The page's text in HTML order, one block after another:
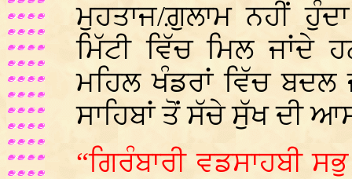
ਮੁਹਤਾਜ/ਗ਼ੁਲਾਮ ਨਹੀਂ
ਮਿੱਟੀ ਵਿੱਚ ਮਿਲ ਜਾਂਦੇ
ਮਹਿਲ ਖੰਡਰਾਂ ਵਿੱਚ
ਸਾਹਿਬਾਂ ਤੋਂ ਸੱਚੇ ਸੁੱਖ ਦੀ
“ਗਿਰੰਬਾਰੀ ਵਡਸਾਹਬੀ